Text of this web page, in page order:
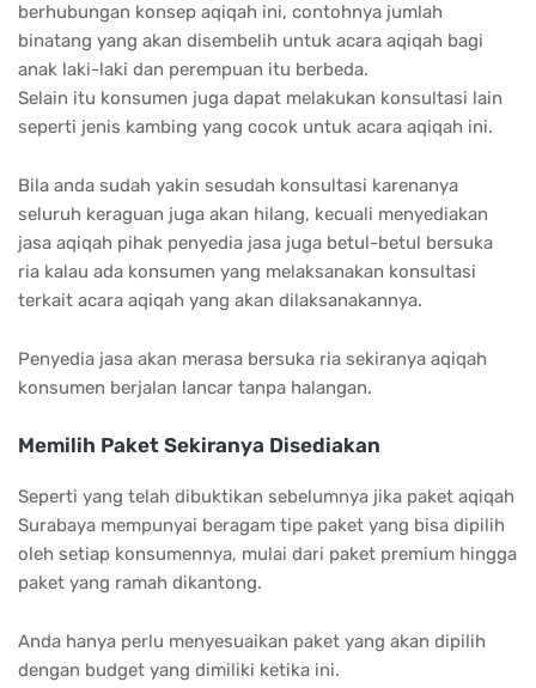
berhubungan konsep aqiqah ini, contohnya jumlah
binatang yang akan disembelih untuk acara aqiqah bagi
anak laki-laki dan perempuan itu berbeda.
Selain itu konsumen juga dapat melakukan konsultasi lain
seperti jenis kambing yang cocok untuk acara aqiqah ini.
Bila anda sudah yakin sesudah konsultasi karenanya
seluruh keraguan juga akan hilang, kecuali menyediakan
jasa aqiqah pihak penyedia jasa juga betul-betul bersuka
ria kalau ada konsumen yang melaksanakan konsultasi
terkait acara aqiqah yang akan dilaksanakannya.
Penyedia jasa akan merasa bersuka ria sekiranya aqiqah
konsumen berjalan lancar tanpa halangan.
Memilih Paket Sekiranya Disediakan
Seperti yang telah dibuktikan sebelumnya jika paket aqiqah
Surabaya mempunyai beragam tipe paket yang bisa dipilih
oleh setiap konsumennya, mulai dari paket premium hingga
paket yang ramah dikantong.
Anda hanya perlu menyesuaikan paket yang akan dipilih
dengan budget yang dimiliki ketika ini.